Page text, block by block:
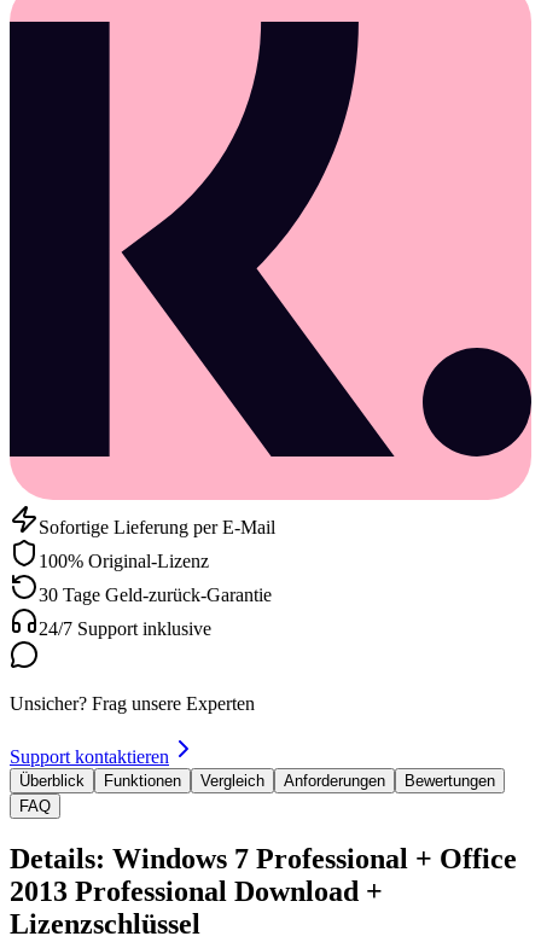
Sofortige Lieferung per E-Mail
100% Original-Lizenz
30 Tage Geld-zurück-Garantie
24/7 Support inklusive
Unsicher? Frag unsere Experten
Support kontaktieren
Überblick Funktionen Vergleich Anforderungen
Bewertungen
FAQ
Details: Windows 7 Professional + Office
2013 Professional Download +
Lizenzschlüssel